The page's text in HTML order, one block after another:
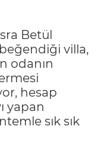
Betül
villa,
odanın
hesap
yapan
sık sık